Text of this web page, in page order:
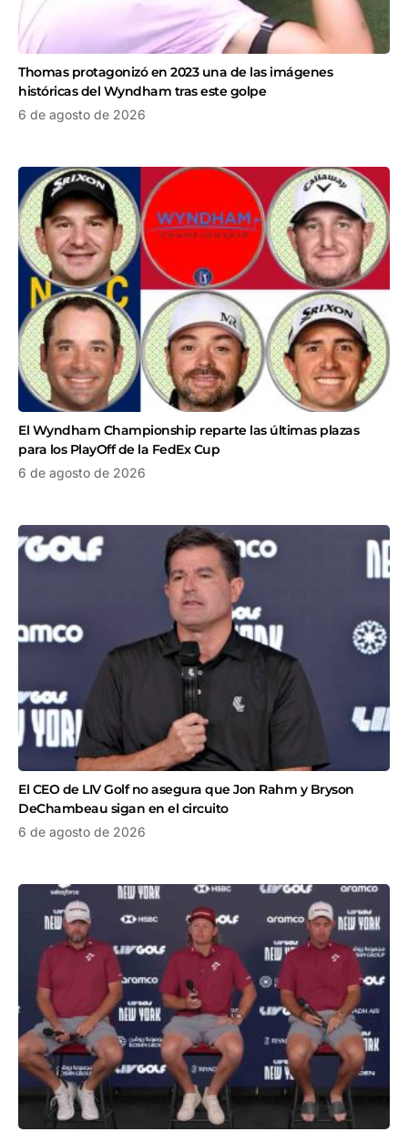
Thomas protagonizó en 2023 una de las imágenes
históricas del Wyndham tras este golpe
6 de agosto de 2026
El Wyndham Championship reparte las últimas plazas
para los PlayOff de la FedEx Cup
6 de agosto de 2026
El CEO de LIV Golf no asegura que Jon Rahm y Bryson
DeChambeau sigan en el circuito
6 de agosto de 2026